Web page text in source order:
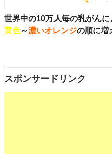
世界中の10万人毎の乳がん
黄色～濃いオレンジの順に増
スポンサードリンク